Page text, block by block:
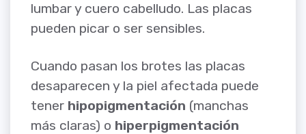
lumbar y cuero cabelludo. Las placas
pueden picar o ser sensibles.
Cuando pasan los brotes las placas
desaparecen y la piel afectada puede
tener hipopigmentación (manchas
más claras) o hiperpigmentación